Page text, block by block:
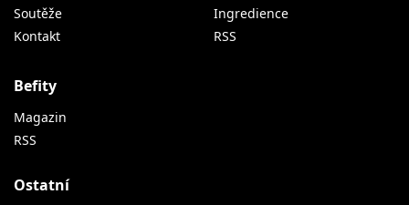
Soutěže
Kontakt
Ingredience
RSS
Befity
Magazin
RSS
Ostatní